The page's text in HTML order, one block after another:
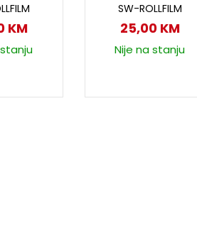
KM
SW-ROLLFILM
25,00 KM
Nije na stanju